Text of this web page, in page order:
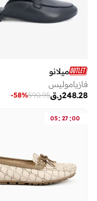
ميلانو
فازياموليس
ر.ق248.28
590.95
-58%
05: 27 :00